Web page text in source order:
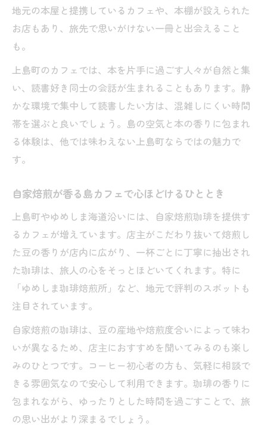
ゆめしま海道で見つける心癒やすカフェ巡り
ゆめしま海道カフェ巡りで癒やしの島旅を
本好き旅好きが選ぶ心地よいカフェスポッ
ト集
ゆめしま海道の景色とカフェで過ごす特別
な時間
島々を繋ぐ道で出会うカフェの魅力と楽し
な癒やし
島々を繋ぐ道のりで出会うカフェと過ごし方
しまなみ海道と違うゆめしま海道カフェの
魅力
カフェを巡る島旅で味わう道中の発見と出
会い
に触れる
島々を繋ぐカフェで自分だけの島時間を過
ごす
カフェで過ごすゆめしま海道のゆったり旅
時間
地元の本屋と提携しているカフェや、本棚が設えられた
お店もあり、旅先で思いがけない一冊と出会えること
も。
上島町のカフェでは、本を片手に過ごす人々が自然と集
い、読書好き同士の会話が生まれることもあります。静
かな環境で集中して読書したい方は、混雑しにくい時間
帯を選ぶと良いでしょう。島の空気と本の香りに包まれ
る体験は、他では味わえない上島町ならではの魅力で
す。
自家焙煎が香る島カフェで心ほどけるひととき
上島町やゆめしま海道沿いには、自家焙煎珈琲を提供す
るカフェが増えています。店主がこだわり抜いて焙煎し
た豆の香りが店内に広がり、一杯ごとに丁寧に抽出され
た珈琲は、旅人の心をそっとほどいてくれます。特に
「ゆめしま珈琲焙煎所」など、地元で評判のスポットも
注目されています。
自家焙煎の珈琲は、豆の産地や焙煎度合いによって味わ
いが異なるため、店主におすすめを聞いてみるのも楽し
みのひとつです。コーヒー初心者の方も、気軽に相談で
きる雰囲気なので安心して利用できます。珈琲の香りに
包まれながら、ゆったりとした時間を過ごすことで、旅
の思い出がより深まるでしょう。